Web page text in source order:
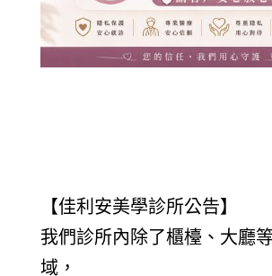
【佳利安美學診所公告】
我們診所內除了櫃檯、大廳
域，